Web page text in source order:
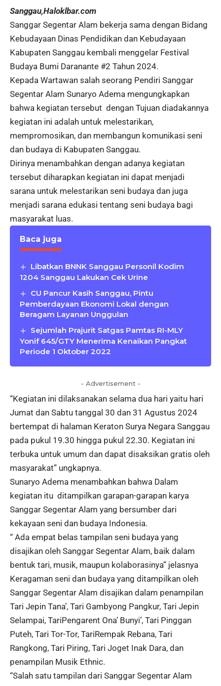
Sanggau,Haloklbar.com
Sanggar Segentar Alam bekerja sama dengan Bidang
Kebudayaan Dinas Pendidikan dan Kebudayaan
Kabupaten Sanggau kembali menggelar Festival
Budaya Bumi Daranante #2 Tahun 2024.
Kepada Wartawan salah seorang Pendiri Sanggar
Segentar Alam Sunaryo Adema mengungkapkan
bahwa kegiatan tersebut dengan Tujuan diadakannya
kegiatan ini adalah untuk melestarikan,
mempromosikan, dan membangun komunikasi seni
dan budaya di Kabupaten Sanggau.
Dirinya menambahkan dengan adanya kegiatan
tersebut diharapkan kegiatan ini dapat menjadi
sarana untuk melestarikan seni budaya dan juga
menjadi sarana edukasi tentang seni budaya bagi
masyarakat luas.
Baca juga
Libatkan BNNK Sanggau Personil Kodim
1204 Sanggau Lakukan Cek Urine
CU Pancur Kasih Sanggau, Pintu
Pemberdayaan Ekonomi Lokal dengan
Beragam Layanan Unggulan
Sejumlah Prajurit Satgas Pamtas RI-MLY
Yonif 645/GTY Menerima Kenaikan Pangkat
Periode 1 Oktober 2022
- Advertisement -
“Kegiatan ini dilaksanakan selama dua hari yaitu hari
Jumat dan Sabtu tanggal 30 dan 31 Agustus 2024
bertempat di halaman Keraton Surya Negara Sanggau
pada pukul 19.30 hingga pukul 22.30. Kegiatan ini
terbuka untuk umum dan dapat disaksikan gratis oleh
masyarakat” ungkapnya.
Sunaryo Adema menambahkan bahwa Dalam
kegiatan itu ditampilkan garapan-garapan karya
Sanggar Segentar Alam yang bersumber dari
kekayaan seni dan budaya Indonesia.
“ Ada empat belas tampilan seni budaya yang
disajikan oleh Sanggar Segentar Alam, baik dalam
bentuk tari, musik, maupun kolaborasinya” jelasnya
Keragaman seni dan budaya yang ditampilkan oleh
Sanggar Segentar Alam disajikan dalam penampilan
Tari Jepin Tana’, Tari Gambyong Pangkur, Tari Jepin
Selampai, TariPengarent Ona’ Bunyi’, Tari Pinggan
Puteh, Tari Tor-Tor, TariRempak Rebana, Tari
Rangkong, Tari Piring, Tari Joget Inak Dara, dan
penampilan Musik Ethnic.
“Salah satu tampilan dari Sanggar Segentar Alam